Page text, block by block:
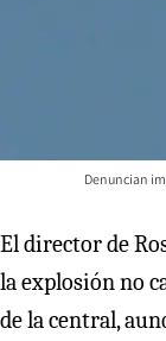
Denuncian
El director de
la explosión no
de la central,